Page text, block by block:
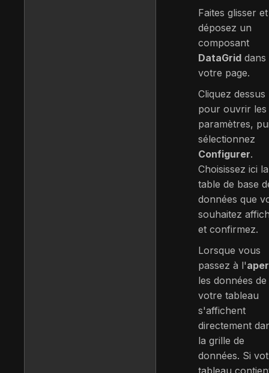
Faites glisser et
déposez un
composant
DataGrid dans
votre page.
Cliquez dessus
pour ouvrir les
paramètres,
sélectionnez
Configurer.
Choisissez ici la
table de base
données que
souhaitez
et confirmez.
Lorsque vous
passez à l'
les données de
votre tableau
s'affichent
directement
la grille de
données. Si